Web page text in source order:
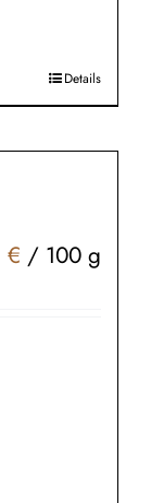
Details
€ / 100 g